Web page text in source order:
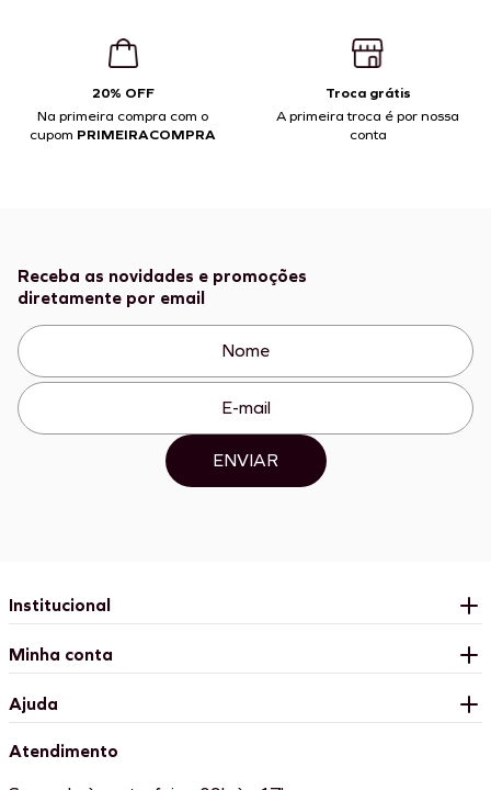
20% OFF
Na primeira compra com o
cupom PRIMEIRACOMPRA
Troca grátis
A primeira troca é por nossa
conta
Receba as novidades e promoções
diretamente por email
ENVIAR
Institucional
Minha conta
Ajuda
Atendimento